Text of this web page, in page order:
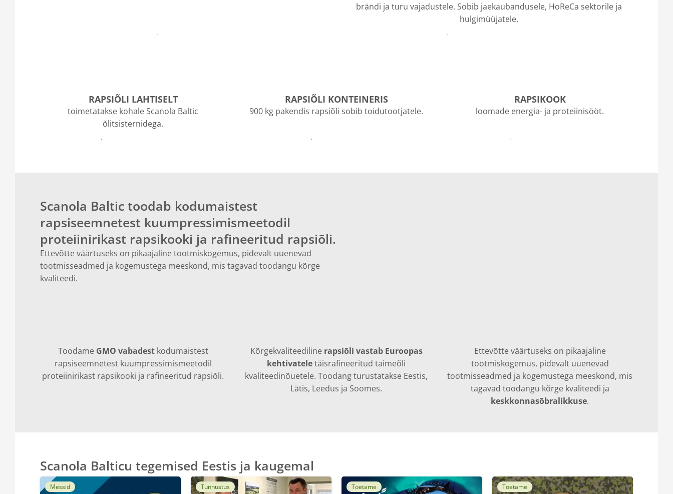
Hulgiostjatele
brändi ja turu vajadustele. Sobib jaekaubandusele, HoReCa sektorile ja
hulgimüüjatele.
Rapsiõli eritellimused
RAPSIÕLI LAHTISELT
toimetatakse kohale Scanola Baltic
õlitsisternidega.
Toidutööstusele
RAPSIÕLI KONTEINERIS
900 kg pakendis rapsiõli sobib toidutootjatele.
Väiketootjale
RAPSIKOOK
loomade energia- ja proteiinisööt.
Loomasöödaks
Scanola Baltic toodab kodumaistest
rapsiseemnetest kuumpressimismeetodil
proteiinirikast rapsikooki ja rafineeritud rapsiõli.
Ettevõtte väärtuseks on pikaajaline tootmiskogemus, pidevalt uuenevad
tootmisseadmed ja kogemustega meeskond, mis tagavad toodangu kõrge
kvaliteedi.
Toodame GMO vabadestkodumaistest
rapsiseemnetest kuumpressimismeetodil
proteiinirikast rapsikooki ja rafineeritud rapsiõli.
Kõrgekvaliteediline rapsiõli vastab Euroopas
kehtivateletäisrafineeritud taimeõli
kvaliteedinõuetele. Toodang turustatakse Eestis,
Lätis, Leedus ja Soomes.
Ettevõtte väärtuseks on pikaajaline
tootmiskogemus, pidevalt uuenevad
tootmisseadmed ja kogemustega meeskond, mis
tagavad toodangu kõrge kvaliteedi ja
keskkonnasõbralikkuse.
Scanola Balticu tegemised Eestis ja kaugemal
Messid Tunnustus Toetame Toetame